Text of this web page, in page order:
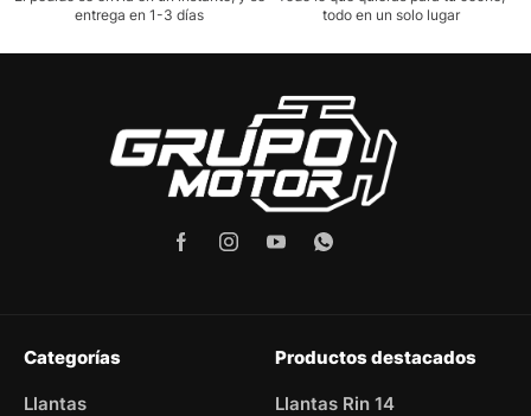
entrega en 1-3 días
todo en un solo lugar
Categorías
Llantas
Productos destacados
Llantas Rin 14